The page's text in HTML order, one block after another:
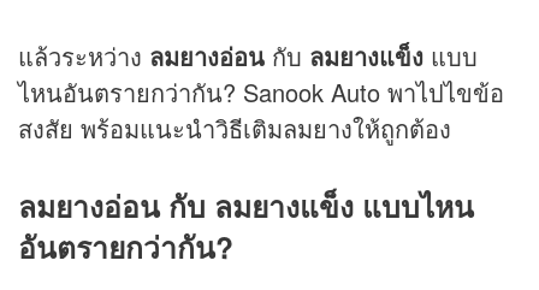
แล้วระหว่าง ลมยางอ่อน กับ ลมยางแข็ง แบบ
ไหนอันตรายกว่ากัน? Sanook Auto พาไปไขข้อ
สงสัย พร้อมแนะนำวิธีเติมลมยางให้ถูกต้อง
ลมยางอ่อน กับ ลมยางแข็ง แบบไหน
อันตรายกว่ากัน?